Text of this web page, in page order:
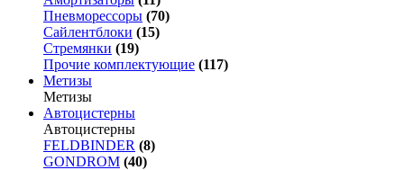
Пневморессоры (70)
Сайлентблоки (15)
Стремянки (19)
Прочие комплектующие (117)
Метизы
Метизы
Автоцистерны
Автоцистерны
FELDBINDER (8)
GONDROM (40)